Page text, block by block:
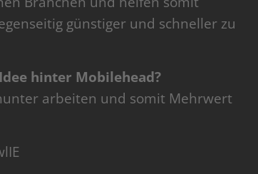
günstiger und schneller zu
hinter Mobilehead?
arbeiten und somit Mehrwert